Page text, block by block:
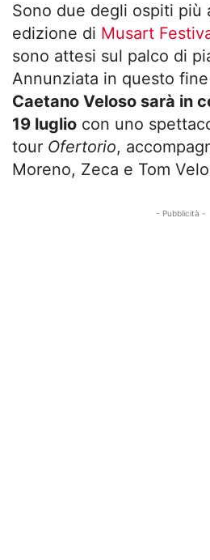
Sono due degli ospiti più
edizione di Musart
sono attesi sul palco di
Annunziata in questo
Caetano Veloso sarà in
19 luglio con uno
tour Ofertorio,
Moreno, Zeca e Tom
- Pubblicità -